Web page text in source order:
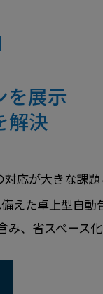
を展示
解決
応が大きな課題
えた卓上型自
、省スペー